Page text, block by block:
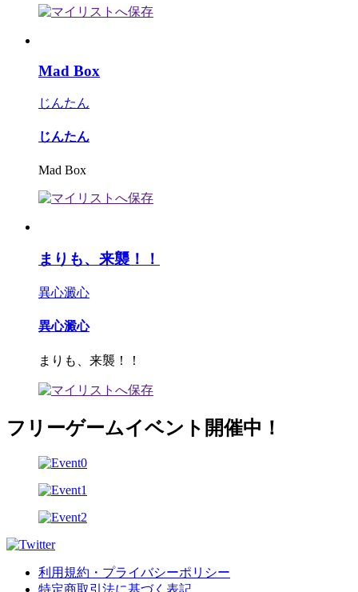
Mad Box
じんたん
じんたん
Mad Box
まりも、来襲！！
異心澱心
異心澱心
まりも、来襲！！
フリーゲームイベント開催中！
利用規約・プライバシーポリシー